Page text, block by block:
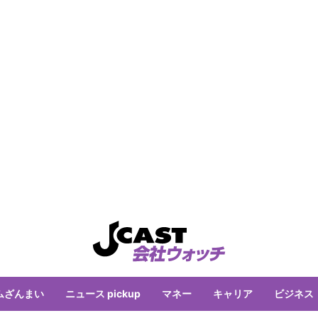
ざんまい ニュース pickup マネー キャリア ビジネス